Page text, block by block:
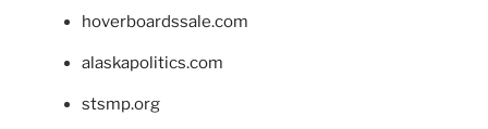
hoverboardssale.com
alaskapolitics.com
stsmp.org